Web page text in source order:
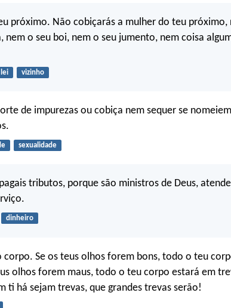
próximo. Não cobiçarás a mulher do teu próximo,
nem o seu boi, nem o seu jumento, nem coisa
lei vizinho
de impurezas ou cobiça nem sequer se
sexualidade
tributos, porque são ministros de Deus,
dinheiro
corpo. Se os teus olhos forem bons, todo o teu
olhos forem maus, todo o teu corpo estará em
ti há sejam trevas, que grandes trevas serão!